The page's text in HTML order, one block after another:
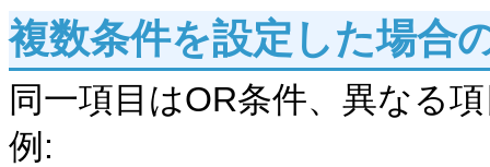
複数条件を設定した場合
同一項目はOR条件、異なる
例: